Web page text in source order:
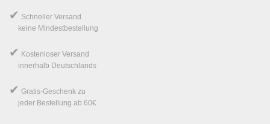
✔ Schneller Versand
keine Mindestbestellung
✔ Kostenloser Versand
innerhalb Deutschlands
✔ Gratis-Geschenk zu
jeder Bestellung ab 60€